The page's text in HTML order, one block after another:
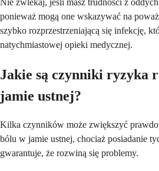
ponieważ mogą one wskazywać na
szybko rozprzestrzeniającą się infekcję,
natychmiastowej opieki medycznej.
Jakie są czynniki ryzyka
jamie ustnej?
Kilka czynników może zwiększyć
bólu w jamie ustnej, chociaż posiadanie
gwarantuje, że rozwiną się problemy.